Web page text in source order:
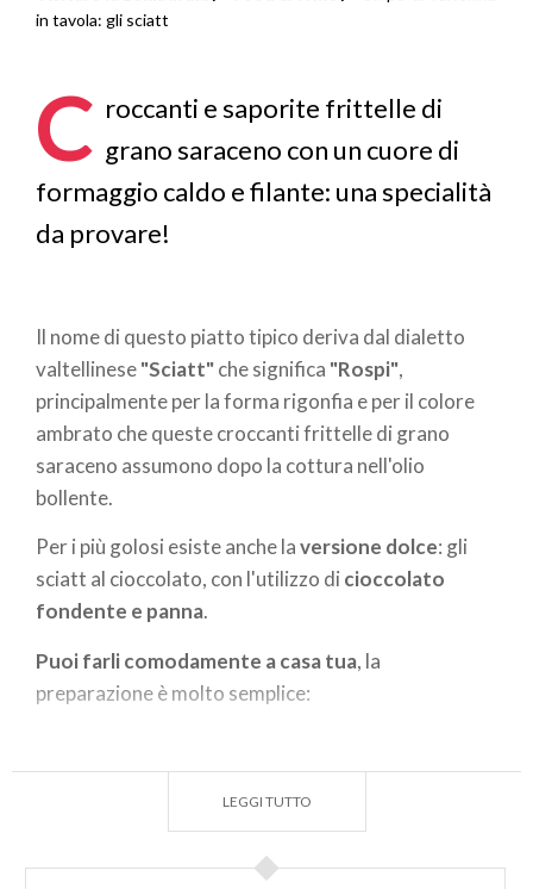
Briciole
pane
in tavola: gli sciatt
C roccanti e saporite frittelle di
grano saraceno con un cuore di
formaggio caldo e filante: una specialità
da provare!
Il nome di questo piatto tipico deriva dal dialetto
valtellinese"Sciatt"che significa "Rospi",
principalmente per la forma rigonfia e per il colore
ambrato che queste croccanti frittelle di grano
saraceno assumono dopo la cottura nell'olio
bollente.
Per i più golosi esiste anche laversione dolce: gli
sciatt al cioccolato, con l'utilizzo di cioccolato
fondente e panna.
Puoi farli comodamente a casa tua, la
preparazione è molto semplice:
200 gr farina bianca con 30 cl di birra, un pizzico
di bicarbonato e un goccio di grappa fino ad
Falla riposare in frigo per un paio d’ore, intanto
LEGGI TUTTO